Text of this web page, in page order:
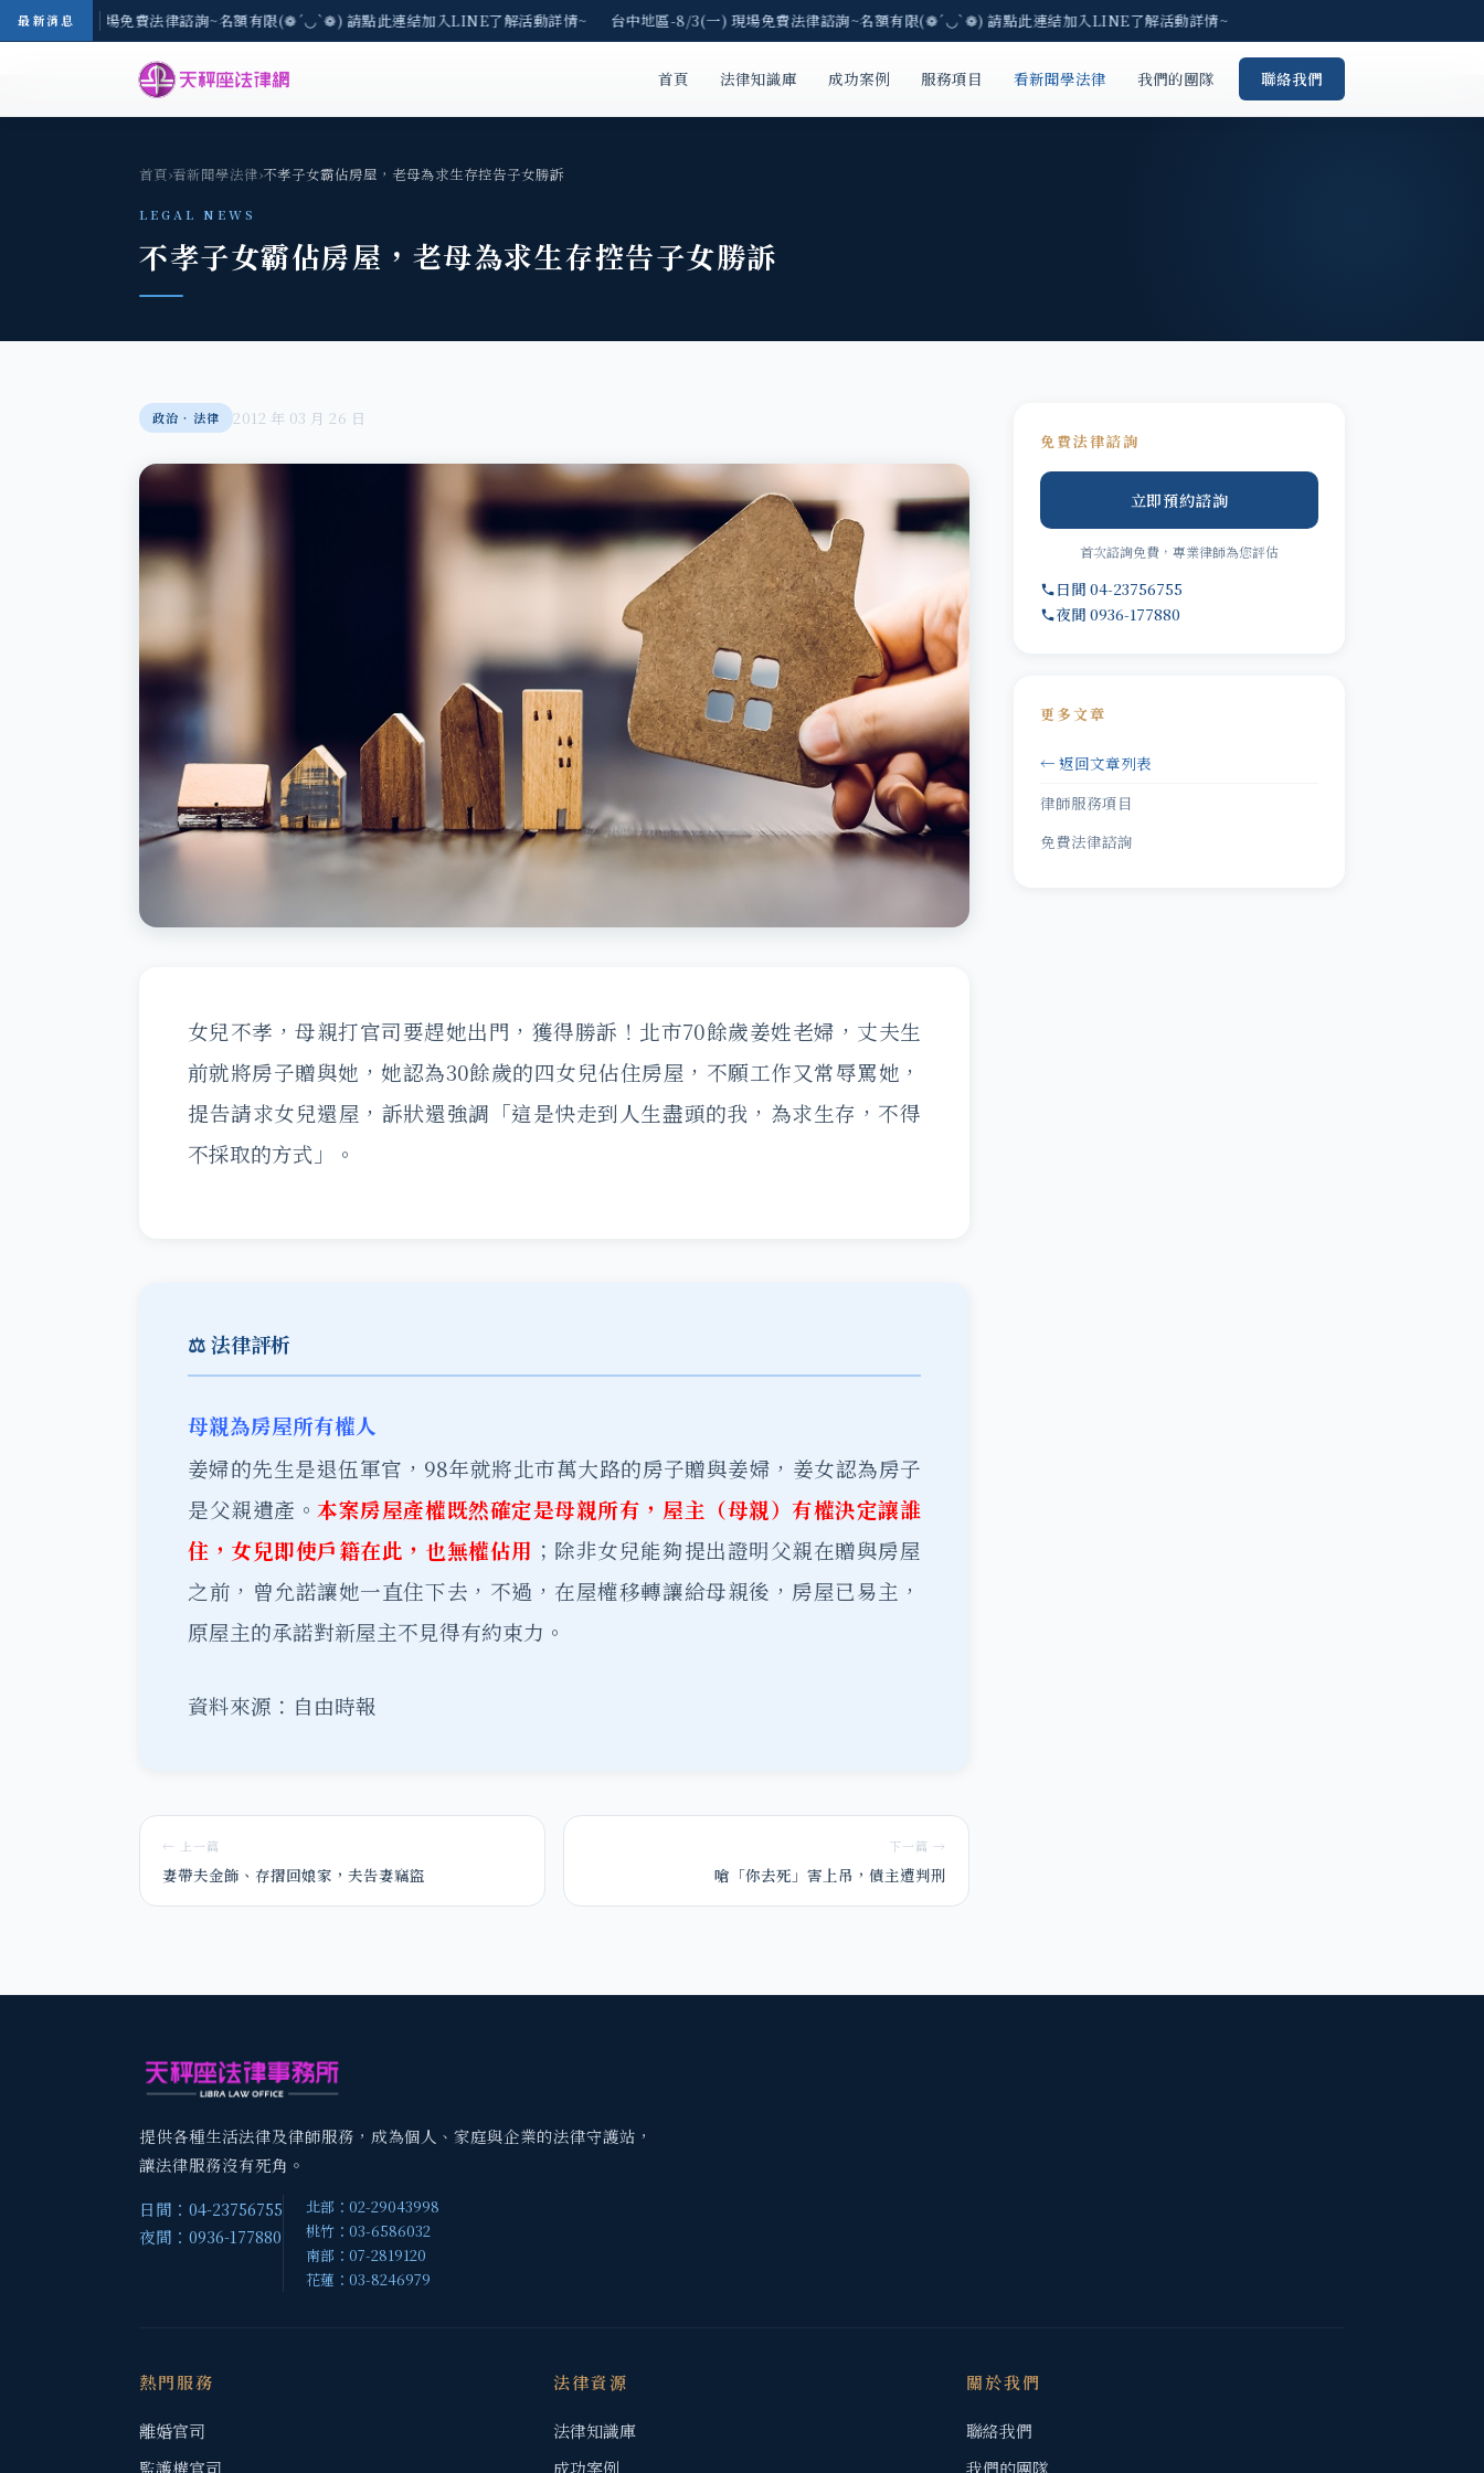
最新消息
-8/3(一) 現場免費法律諮詢~名額有限(❁´◡`❁) 請點此連結加入LINE了解活動詳情~ 台中地區-8/3(一) 現場免費法律諮詢~名額有限(❁´◡`❁) 請點此連結加入LINE了解活動詳情~
首頁 法律知識庫 成功案例 服務項目 看新聞學法律 我們的團隊 聯絡我們
首頁›看新聞學法律›不孝子女霸佔房屋，老母為求生存控告子女勝訴
LEGAL NEWS
不孝子女霸佔房屋，老母為求生存控告子女勝訴
政治‧法律 2012 年 03 月 26 日
女兒不孝，母親打官司要趕她出門，獲得勝訴！北市70餘歲姜姓老婦，丈夫生
前就將房子贈與她，她認為30餘歲的四女兒佔住房屋，不願工作又常辱罵她，
提告請求女兒還屋，訴狀還強調「這是快走到人生盡頭的我，為求生存，不得
不採取的方式」。
⚖️ 法律評析
母親為房屋所有權人
姜婦的先生是退伍軍官，98年就將北市萬大路的房子贈與姜婦，姜女認為房子
是父親遺產。本案房屋產權既然確定是母親所有，屋主（母親）有權決定讓誰
住，女兒即使戶籍在此，也無權佔用 ；除非女兒能夠提出證明父親在贈與房屋
之前，曾允諾讓她一直住下去，不過，在屋權移轉讓給母親後，房屋已易主，
原屋主的承諾對新屋主不見得有約束力。
資料來源：自由時報
← 上一篇
妻帶夫金飾、存摺回娘家，夫告妻竊盜
下一篇 →
嗆「你去死」害上吊，債主遭判刑
免費法律諮詢
立即預約諮詢
首次諮詢免費，專業律師為您評估
日間 04-23756755
夜間 0936-177880
更多文章
← 返回文章列表
律師服務項目
免費法律諮詢
提供各種生活法律及律師服務，成為個人、家庭與企業的法律守護站，
讓法律服務沒有死角。
日間：04-23756755
夜間：0936-177880
北部：02-29043998
桃竹：03-6586032
南部：07-2819120
花蓮：03-8246979
熱門服務
離婚官司
監護權官司
法律資源
法律知識庫
成功案例
關於我們
聯絡我們
我們的團隊